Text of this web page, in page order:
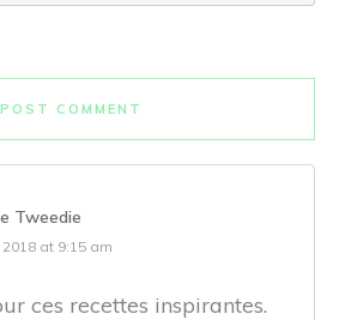
POST COMMENT
Tweedie
2018 at 9:15 am
ces recettes inspirantes.